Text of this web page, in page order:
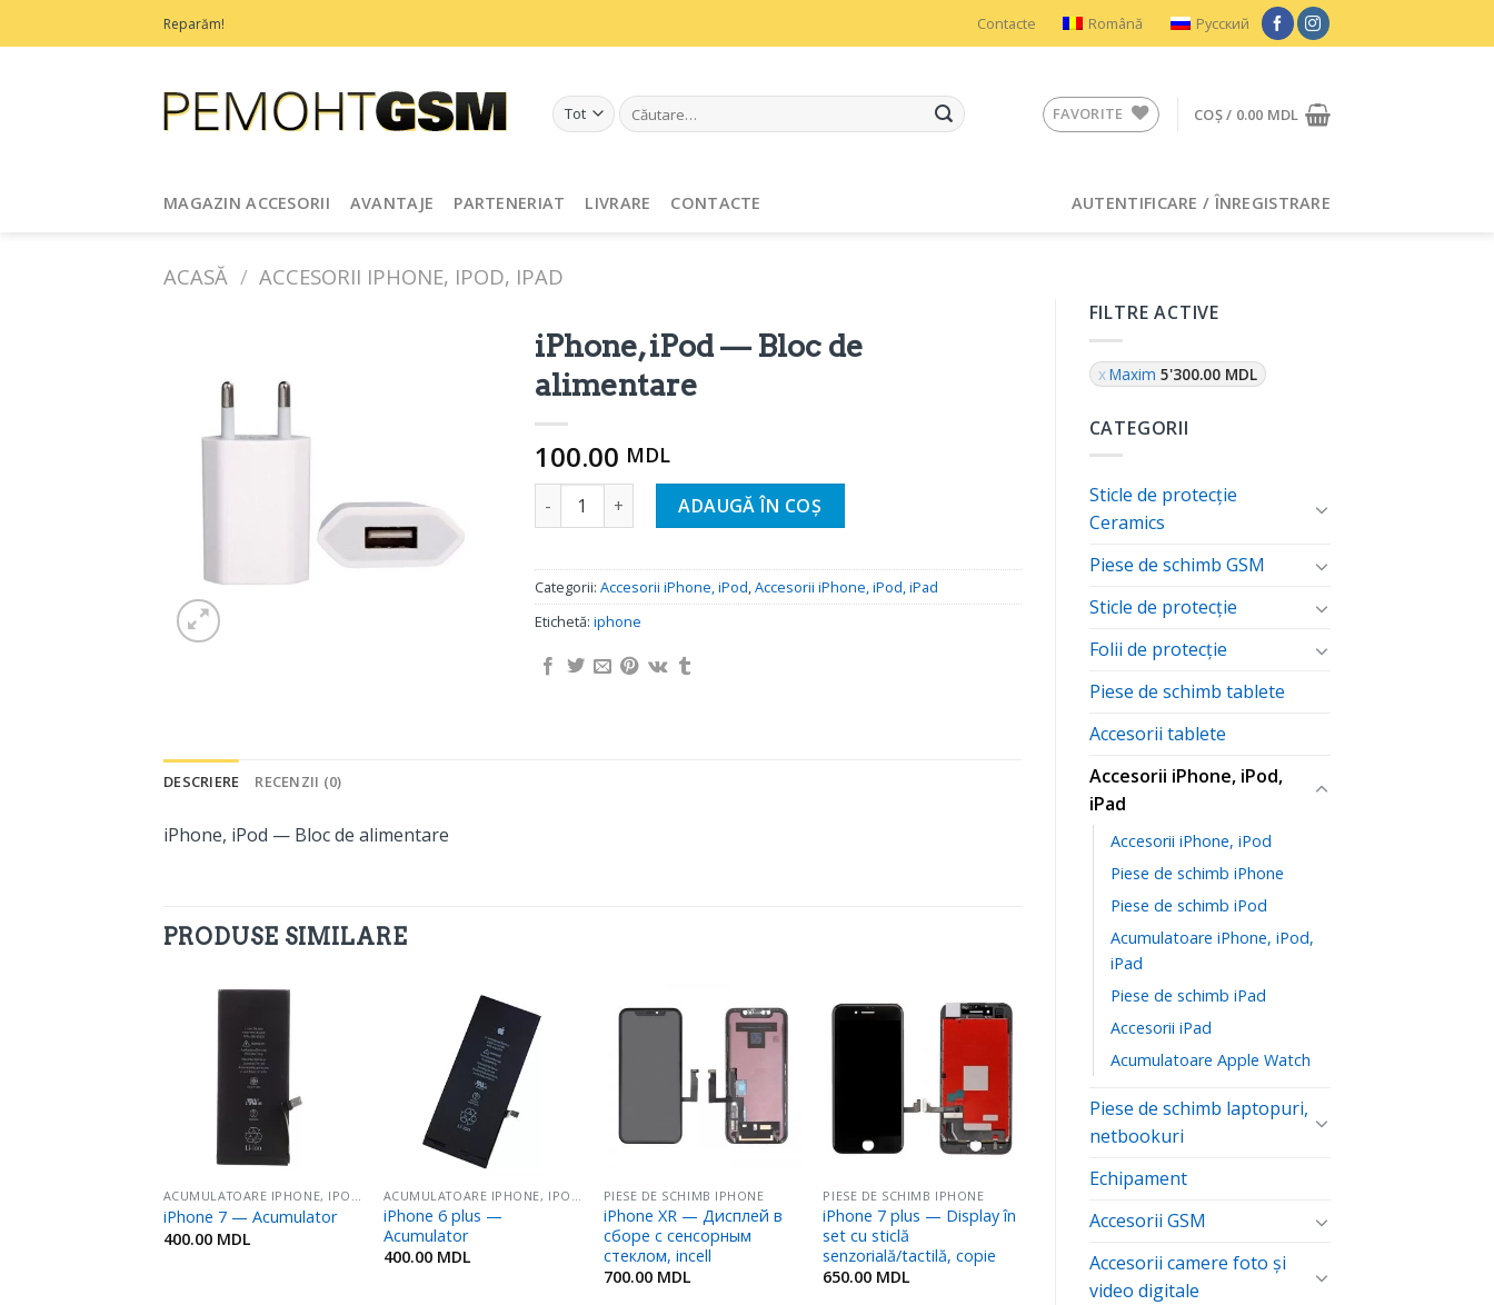
la
Reparăm! Contacte Română Русский
Caută
după:
FAVORITE COȘ / 0.00 MDL
MAGAZIN ACCESORII AVANTAJE PARTENERIAT LIVRARE CONTACTE AUTENTIFICARE / ÎNREGISTRARE
ACASĂ / ACCESORII IPHONE, IPOD, IPAD
FILTRE ACTIVE
Maxim 5'300.00 MDL
CATEGORII
Sticle de protecție
Ceramics
Piese de schimb GSM
Sticle de protecție
Folii de protecţie
Piese de schimb tablete
Accesorii tablete
Accesorii iPhone, iPod,
iPad
Accesorii iPhone, iPod
Piese de schimb iPhone
Piese de schimb iPod
Acumulatoare iPhone, iPod,
iPad
Piese de schimb iPad
Accesorii iPad
Acumulatoare Apple Watch
Piese de schimb laptopuri,
netbookuri
Echipament
Accesorii GSM
Accesorii camere foto şi
video digitale
iPhone, iPod — Bloc de
alimentare
100.00 MDL
Cantitate iPhone, iPod - Блок питания
ADAUGĂ ÎN COȘ
Categorii: Accesorii iPhone, iPod,Accesorii iPhone, iPod, iPad
Etichetă: iphone
DESCRIERE RECENZII (0)
iPhone, iPod — Bloc de alimentare
PRODUSE SIMILARE
iPhone 7 — Acumulator
400.00 MDL
Adaugă
Favorite
iPhone 6 plus —
Acumulator
400.00 MDL
Adaugă
în
Favorite
PIESE DE SCHIMB IPHONE
iPhone XR — Дисплей в
сборе с сенсорным
стеклом, incell
700.00 MDL
Favorite
PIESE DE SCHIMB IPHONE
iPhone 7 plus — Display în
set cu sticlă
senzorială/tactilă, copie
650.00 MDL